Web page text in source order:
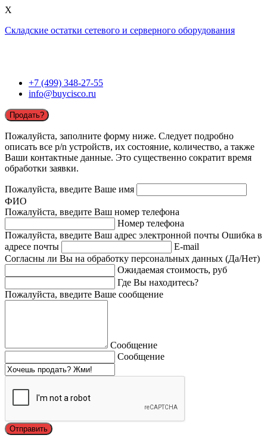
X
Складские остатки сетевого и серверного оборудования
+7 (499) 348-27-55
info@buycisco.ru
Продать?
Пожалуйста, заполните форму ниже. Следует подробно
описать все p/n устройств, их состояние, количество, а также
Ваши контактные данные. Это существенно сократит время
обработки заявки.
Пожалуйста, введите Ваше имя
ФИО
Пожалуйста, введите Ваш номер телефона
Номер телефона
Пожалуйста, введите Ваш адрес электронной почты Ошибка в
адресе почты
E-mail
Согласны ли Вы на обработку персональных данных (Да/Нет)
Ожидаемая стоимость, руб
Где Вы находитесь?
Пожалуйста, введите Ваше сообщение
Сообщение
Сообщение